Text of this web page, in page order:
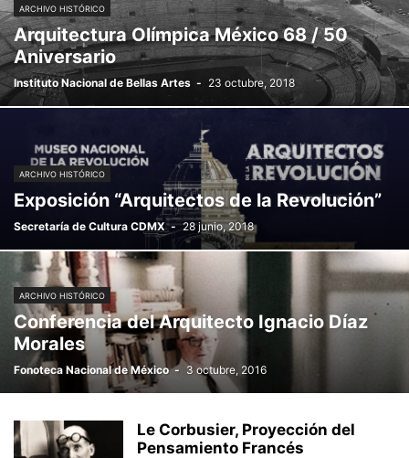
ARCHIVO HISTÓRICO
Arquitectura Olímpica México 68 / 50
Aniversario
Instituto Nacional de Bellas Artes - 23 octubre, 2018
ARCHIVO HISTÓRICO
Exposición “Arquitectos de la Revolución”
Secretaría de Cultura CDMX - 28 junio, 2018
ARCHIVO HISTÓRICO
Conferencia del Arquitecto Ignacio Díaz
Morales
Fonoteca Nacional de México - 3 octubre, 2016
Le Corbusier, Proyección del
Pensamiento Francés